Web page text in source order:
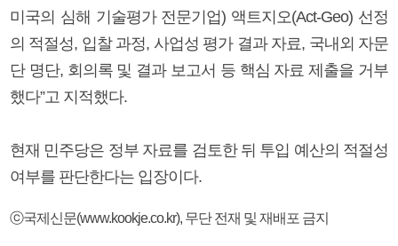
미국의 심해 기술평가 전문기업) 액트지오(Act-Geo) 선정
의 적절성, 입찰 과정, 사업성 평가 결과 자료, 국내외 자문
단 명단, 회의록 및 결과 보고서 등 핵심 자료 제출을 거부
했다”고 지적했다.
현재 민주당은 정부 자료를 검토한 뒤 투입 예산의 적절성
여부를 판단한다는 입장이다.
ⓒ국제신문(www.kookje.co.kr), 무단 전재 및 재배포 금지